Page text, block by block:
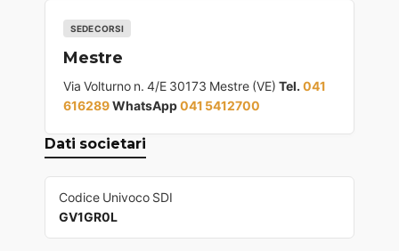
SEDE CORSI
Mestre
Via Volturno n. 4/E 30173 Mestre (VE) Tel. 041
616289WhatsApp041 5412700
Dati societari
Codice Univoco SDI
GV1GR0L